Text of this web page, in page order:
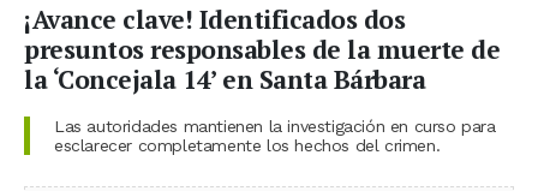
¡Avance clave! Identificados dos
presuntos responsables de la muerte de
la ‘Concejala 14’ en Santa Bárbara
Las autoridades mantienen la investigación en curso para
esclarecer completamente los hechos del crimen.